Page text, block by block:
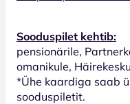
Sooduspilet kehtib:
pensionärile,
omanikule,
*Ühe kaardiga saab
sooduspiletit.